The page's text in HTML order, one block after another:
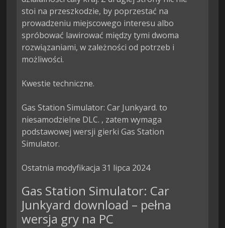
stoi na przeszkodzie, by poprzestać na
prowadzeniu miejscowego interesu albo
spróbować lawirować między tymi dwoma
rozwiązaniami, w zależności od potrzeb i
możliwości.
Kwestie techniczne.
Gas Station Simulator: Car Junkyard. to
niesamodzielne DLC. , zatem wymaga
podstawowej wersji gierki Gas Station
Simulator.
Ostatnia modyfikacja 31 lipca 2024
Gas Station Simulator: Car
Junkyard download – pełna
wersja gry na PC